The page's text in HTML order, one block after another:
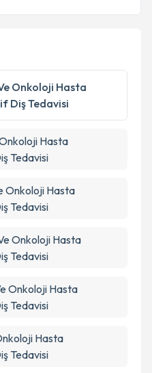
ilişkin
verilerimin belirtilen
kabul ediyorum.
Gönder
Onkoloji Hasta
Diş Tedavisi
Hasta
Tedavisi
Onkoloji Hasta
Tedavisi
Onkoloji Hasta
Tedavisi
Onkoloji Hasta
Tedavisi
Hasta
Tedavisi